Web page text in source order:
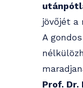
jövőjét a
A
Prof.